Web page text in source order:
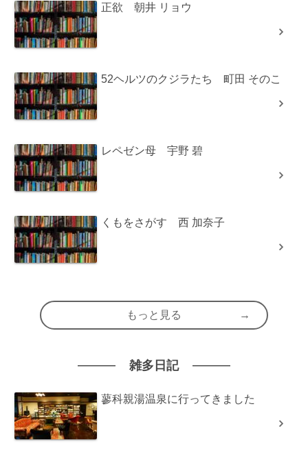
正欲 朝井 リョウ
52ヘルツのクジラたち 町田 そのこ
レペゼン母 宇野 碧
くもをさがす 西 加奈子
もっと見る
雑多日記
蓼科親湯温泉に行ってきました